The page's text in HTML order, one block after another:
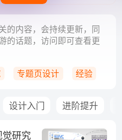
的内容，会持续更新，同
的话题，访问即可查看更
专题页设计 经验
设计入门 进阶提升
研究